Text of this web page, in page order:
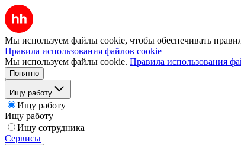
Мы используем файлы cookie, чтобы обеспечивать
Правила использования файлов cookie
Мы используем файлы cookie. Правила использования
Понятно
Ищу работу
Ищу работу
Ищу работу
Ищу сотрудника
Сервисы